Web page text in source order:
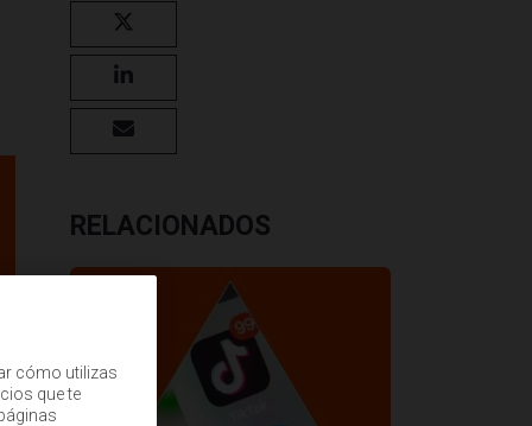
RELACIONADOS
cómo utilizas
que te